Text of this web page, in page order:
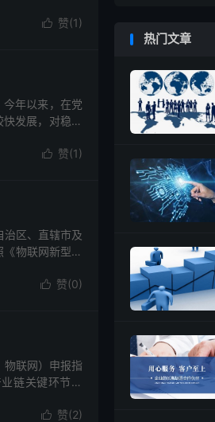
 赞(1)
年以来，在党
发展，对稳增
 赞(1)
治区、直辖市及
物联网新型基
 赞(0)
联网）申报指
链关键环节提
 赞(2)
热门文章